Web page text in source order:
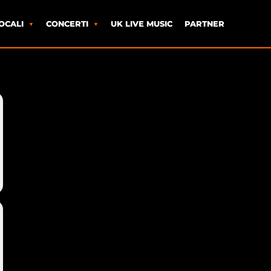
CONCERTI UK LIVE MUSIC PARTNER